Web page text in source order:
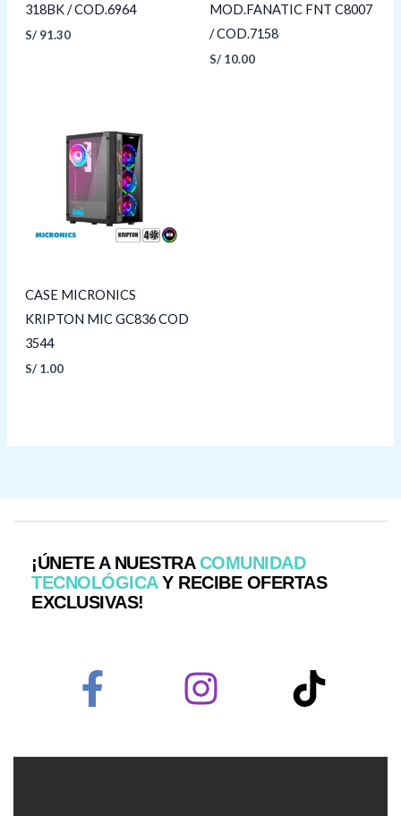
318BK / COD.6964
S/91.30
MOD.FANATIC FNT C8007
/ COD.7158
S/ 10.00
CASE MICRONICS
KRIPTON MIC GC836 COD
3544
S/1.00
¡ÚNETE A NUESTRACOMUNIDAD
TECNOLÓGICAY RECIBE OFERTAS
EXCLUSIVAS!